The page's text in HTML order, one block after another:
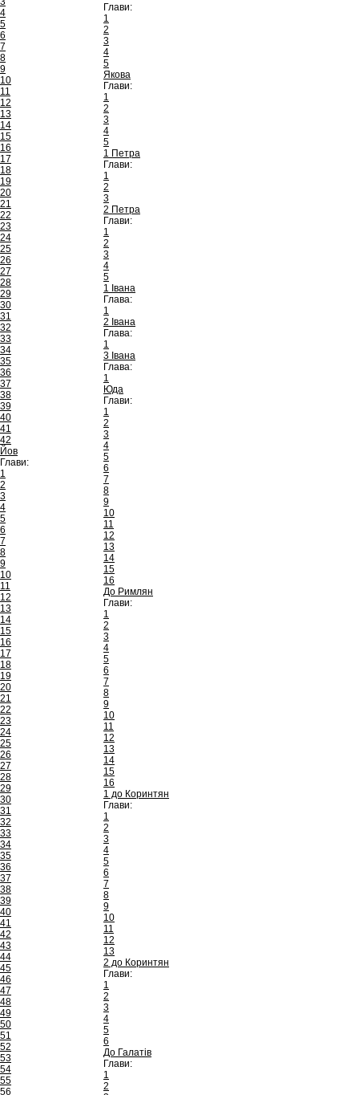
4
5
6
7
8
9
10
11
12
13
14
15
16
17
18
19
20
21
22
23
24
25
26
27
28
29
30
31
32
33
34
35
36
37
38
39
40
41
42
Йов
Глави:
1
2
3
4
5
6
7
8
9
10
11
12
13
14
15
16
17
18
19
20
21
22
23
24
25
26
27
28
29
30
31
32
33
34
35
36
37
38
39
40
41
42
43
44
45
46
47
48
49
50
51
52
53
54
55
56
Глави:
1
2
3
4
5
Якова
Глави:
1
2
3
4
5
1 Петра
Глави:
1
2
3
2 Петра
Глави:
1
2
3
4
5
1 Івана
Глава:
1
2 Івана
Глава:
1
3 Івана
Глава:
1
Юда
Глави:
1
2
3
4
5
6
7
8
9
10
11
12
13
14
15
16
До Римлян
Глави:
1
2
3
4
5
6
7
8
9
10
11
12
13
14
15
16
1 до Коринтян
Глави:
1
2
3
4
5
6
7
8
9
10
11
12
13
2 до Коринтян
Глави:
1
2
3
4
5
6
До Галатів
Глави:
1
2